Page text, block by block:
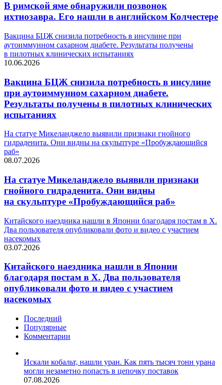
В римской яме обнаружили позвонок
ихтиозавра. Его нашли в английском Колчестере
Вакцина БЦЖ снизила потребность в инсулине при
аутоиммунном сахарном диабете. Результаты получены
в пилотных клинических испытаниях
10.06.2026
Вакцина БЦЖ снизила потребность в инсулине
при аутоиммунном сахарном диабете.
Результаты получены в пилотных клинических
испытаниях
На статуе Микеланджело выявили признаки гнойного
гидраденита. Они видны на скульптуре «Пробуждающийся
раб»
08.07.2026
На статуе Микеланджело выявили признаки
гнойного гидраденита. Они видны
на скульптуре «Пробуждающийся раб»
Китайского наездника нашли в Японии благодаря постам в X.
Два пользователя опубликовали фото и видео с участием
насекомых
03.07.2026
Китайского наездника нашли в Японии
благодаря постам в X. Два пользователя
опубликовали фото и видео с участием
насекомых
Последний
Популярные
Комментарии
Искали кобальт, нашли уран. Как пять тысяч тонн урана
могли незаметно попасть в цепочку поставок
07.08.2026